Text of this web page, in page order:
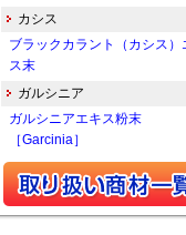
カシス
ブラックカラント（カシス）
ス末
ガルシニア
ガルシニアエキス粉末
［Garcinia］